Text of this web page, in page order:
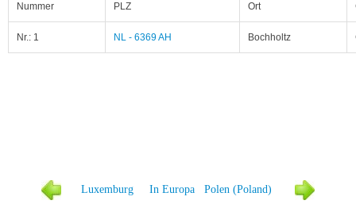
Nummer PLZ Ort
Nr.: 1 NL - 6369 AH Bochholtz
Luxemburg In Europa Polen (Poland)